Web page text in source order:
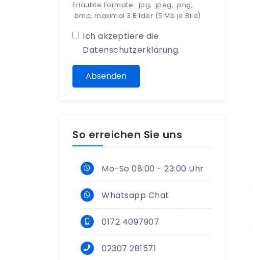
Erlaubte Formate: .jpg, .jpeg, .png,
.bmp, maximal 3 Bilder (5 Mb je Bild)
Ich akzeptiere die
Datenschutzerklärung.
Absenden
So erreichen Sie uns
Mo-So 08:00 - 23:00 Uhr
Whatsapp Chat
0172 4097907
02307 281571